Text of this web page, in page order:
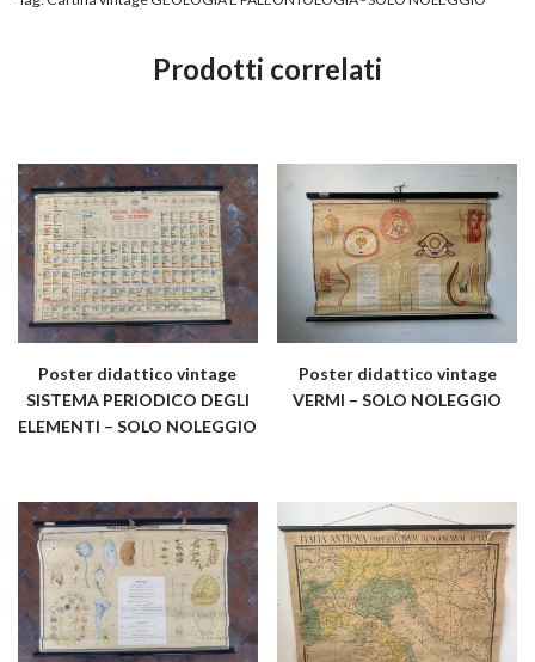
Prodotti correlati
Poster didattico vintage
SISTEMA PERIODICO DEGLI
ELEMENTI – SOLO NOLEGGIO
Poster didattico vintage
VERMI – SOLO NOLEGGIO